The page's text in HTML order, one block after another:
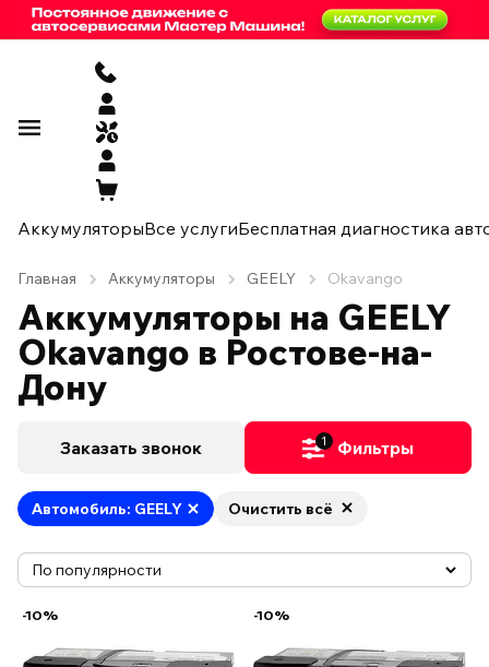
АккумуляторыВсе услугиБесплатная диагностика
Главная Аккумуляторы GEELY Okavango
Аккумуляторы на GEELY
Okavango в Ростове-на-
Дону
Заказать звонок 1 Фильтры
Автомобиль: GEELY Очистить всё
-10% -10%